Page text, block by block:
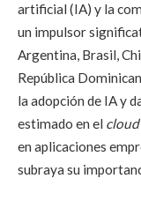
artificial (IA) y la
un impulsor
Argentina, Brasil,
República
la adopción de IA y
estimado en el
en aplicaciones
subraya su